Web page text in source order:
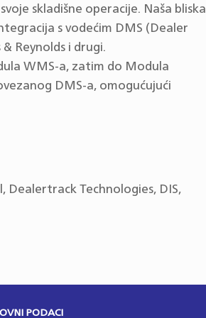
skladišne operacije. Naša bliska
s vodećim DMS (Dealer
Reynolds i drugi.
WMS-a, zatim do Modula
DMS-a, omogućujući
Technologies, DIS,
PODACI